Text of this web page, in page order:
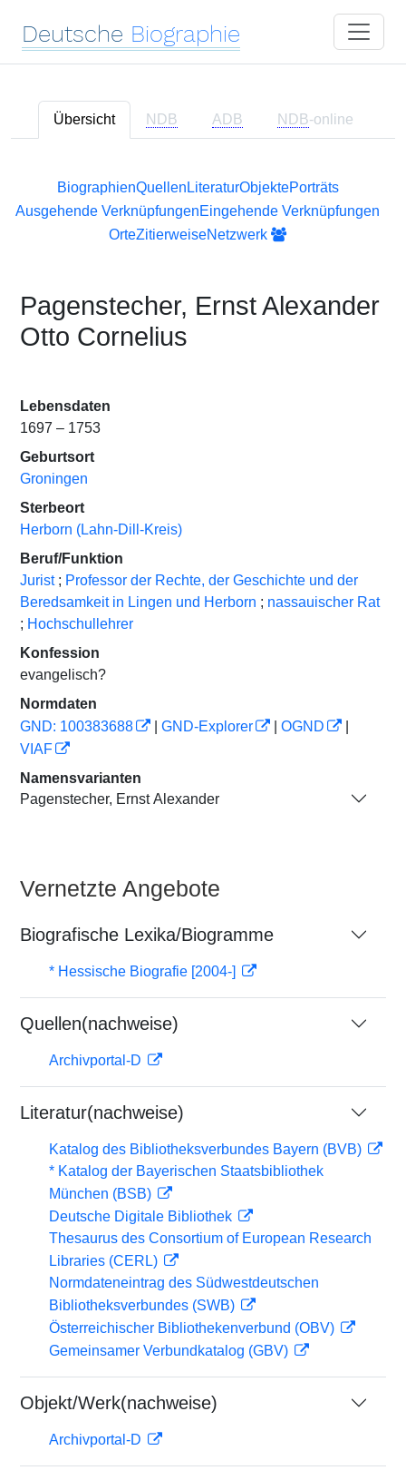
Deutsche Biographie
Übersicht NDB ADB NDB-online
BiographienQuellen LiteraturObjektePorträts
Ausgehende VerknüpfungenEingehende Verknüpfungen
OrteZitierweiseNetzwerk
Pagenstecher, Ernst Alexander
Otto Cornelius
Lebensdaten
1697 – 1753
Geburtsort
Groningen
Sterbeort
Herborn (Lahn-Dill-Kreis)
Beruf/Funktion
Jurist ; Professor der Rechte, der Geschichte und der
Beredsamkeit in Lingen und Herborn ; nassauischer Rat
; Hochschullehrer
Konfession
evangelisch?
Normdaten
GND: 100383688
GND-Explorer OGND
VIAF
Namensvarianten
Pagenstecher, Ernst Alexander
Vernetzte Angebote
Biografische Lexika/Biogramme
* Hessische Biografie [2004-]
Quellen(nachweise)
Archivportal-D
Literatur(nachweise)
Katalog des Bibliotheksverbundes Bayern (BVB)
* Katalog der Bayerischen Staatsbibliothek
München (BSB)
Deutsche Digitale Bibliothek
Thesaurus des Consortium of European Research
Libraries (CERL)
Normdateneintrag des Südwestdeutschen
Bibliotheksverbundes (SWB)
Österreichischer Bibliothekenverbund (OBV)
Gemeinsamer Verbundkatalog (GBV)
Objekt/Werk(nachweise)
Archivportal-D